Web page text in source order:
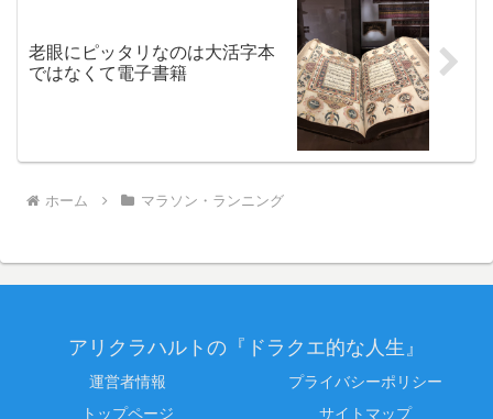
老眼にピッタリなのは大活字本
ではなくて電子書籍
ホーム マラソン・ランニング
アリクラハルトの『ドラクエ的な人生』
運営者情報
プライバシーポリシー
トップページ
サイトマップ